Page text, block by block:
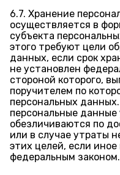
6.7. Хранение
осуществляется в
субъекта
этого требуют цели
данных, если срок
не установлен
стороной которого,
поручителем по
персональных
персональные
обезличиваются по
или в случае утраты
этих целей, если
федеральным законом.